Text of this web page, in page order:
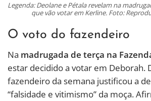
Legenda: Deolane e Pétala revelam na
que vão votar em Kerline. Foto:
O voto do fazendeiro
Na madrugada de terça na
estar decidido a votar em Deborah.
fazendeiro da semana justificou a
“falsidade e vitimismo” da moça.